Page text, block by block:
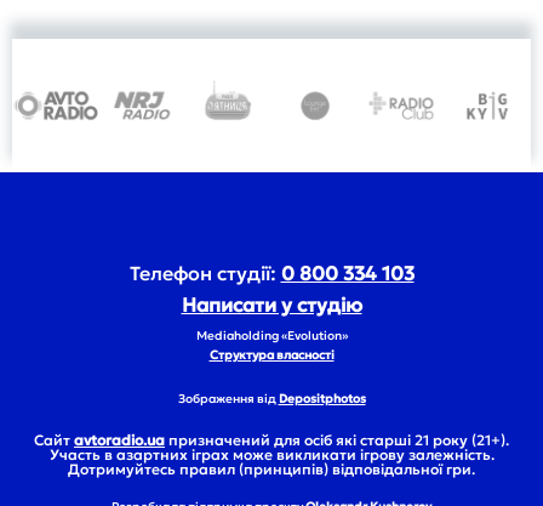
Телефон студії: 0 800 334 103
Написати у студію
Mediaholding «Evolution»
Структура власності
Зображення відDepositphotos
Сайт avtoradio.ua призначений для осіб які старші 21 року (21+).
Участь в азартних іграх може викликати ігрову залежність.
Дотримуйтесь правил (принципів) відповідальної гри.